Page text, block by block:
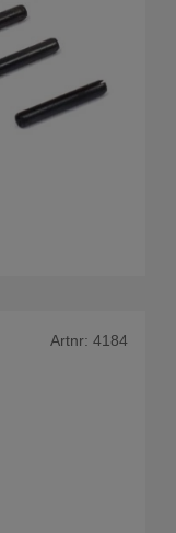
Artnr: 4184